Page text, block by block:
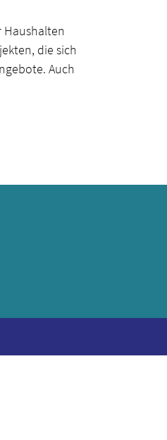
die sich
Auch